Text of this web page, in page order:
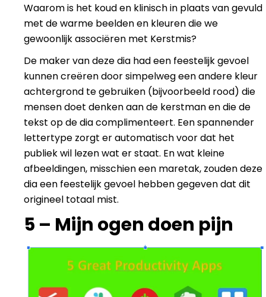
Waarom is het koud en klinisch in plaats van gevuld
met de warme beelden en kleuren die we
gewoonlijk associëren met Kerstmis?
De maker van deze dia had een feestelijk gevoel
kunnen creëren door simpelweg een andere kleur
achtergrond te gebruiken (bijvoorbeeld rood) die
mensen doet denken aan de kerstman en die de
tekst op de dia complimenteert. Een spannender
lettertype zorgt er automatisch voor dat het
publiek wil lezen wat er staat. En wat kleine
afbeeldingen, misschien een maretak, zouden deze
dia een feestelijk gevoel hebben gegeven dat dit
origineel totaal mist.
5 – Mijn ogen doen pijn